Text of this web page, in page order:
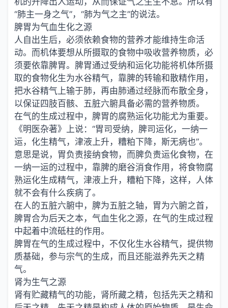
“肺主一身之气”，“肺为气之主”的说法。
脾胃为气血生化之源
人自出生后，必须依赖食物的营养才能维持生命活
动。而机体要想从所摄取的食物中吸收营养物质，必
须要依靠脾胃。脾胃通过受纳和运化功能将机体所摄
取的食物化生为水谷精气，靠脾的转输和散精作用，
把水谷精气上输于肺，再由肺通过经脉而布散全身，
以保证四肢百骸、五脏六腑具备必需的营养物质。
在气的生成过程中，脾胃的腐熟运化功能尤为重要。
《明医杂著》上说：“胃司受纳，脾司运化，一纳一
运，化生精气，津液上升，糟粕下降，斯无病也”。
意思是说，胃负责接纳食物，而脾负责运化食物，在
一纳一运的过程中，靠脾的磨谷消食作用，将食物腐
熟运化生成精气，津液上升，糟粕下降，这样，人体
就不会有什么疾病了。
在人的五脏六腑中，脾为五脏之轴，胃为六腑之首，
脾胃合为后天之本，气血生化之源，在气的生成过程
中起着中流砥柱的作用。
脾胃在气的生成过程中，不仅化生水谷精气，提供物
质基础，参与宗气的生成，而且还能滋养先天之精
气。
肾为生气之源
肾有贮藏精气的功能，肾所藏之精，包括先天之精和